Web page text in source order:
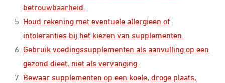
betrouwbaarheid.
Houd rekening met eventuele allergieën of
intoleranties bij het kiezen van supplementen.
Gebruik voedingssupplementen als aanvulling op een
gezond dieet, niet als vervanging.
Bewaar supplementen op een koele, droge plaats,